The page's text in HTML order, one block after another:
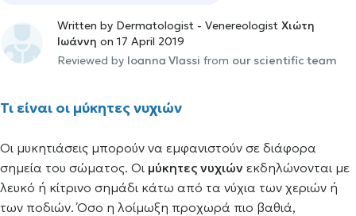
Written by Dermatologist - Venereologist Χιώτη
Ιωάννη on 17 April 2019
Reviewed by Ioanna Vlassi from our scientific team
Τι είναι οι μύκητες νυχιών
Οι μυκητιάσεις μπορούν να εμφανιστούν σε διάφορα
σημεία του σώματος. Οι μύκητες νυχιών εκδηλώνονται με
λευκό ή κίτρινο σημάδι κάτω από τα νύχια των χεριών ή
των ποδιών. Όσο η λοίμωξη προχωρά πιο βαθιά,